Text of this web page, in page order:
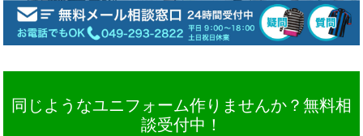
同じようなユニフォーム作りませんか？無料相
談受付中！